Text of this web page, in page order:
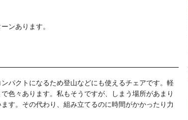
ンあります。
パクトになるため登山などにも使えるチェアです。軽
色々あります。私もそうですが、しまう場所があまり
す。その代わり、組み立てるのに時間がかかったり力